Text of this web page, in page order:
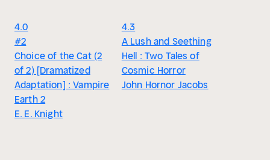
4.0
#2
Choice of the Cat (2
of 2) [Dramatized
Adaptation] : Vampire
Earth 2
E. E. Knight
4.3
A Lush and Seething
Hell : Two Tales of
Cosmic Horror
John Hornor Jacobs